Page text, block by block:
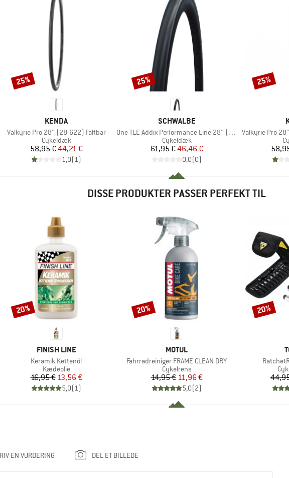
MÆRKE
KENDA
Artikel
Valkyrie Pro 28'' (28-622) Faltbar
Produktgruppe
Cykeldæk
Pris
58,95 €Nedsat pris
44,21 €
1,0(1)
Rabat
25%
MÆRKE
SCHWALBE
Artikel
One TLE Addix Performance Line 28'' (25-622)
Produktgruppe
Cykeldæk
Pris
61,95 €Nedsat pris
46,46 €
0,0(0)
Rabat
25%
Artikel
Valkyrie Pro
Rabat
25%
DISSE PRODUKTER PASSER PERFEKT TIL
MÆRKE
FINISH LINE
Artikel
Keramik Kettenöl
Produktgruppe
Kædeolie
Pris
16,95 €Nedsat pris
13,56 €
5,0(1)
Rabat
20%
MÆRKE
MOTUL
Artikel
Fahrradreiniger FRAME CLEAN DRY
Produktgruppe
Cykelrens
Pris
14,95 €Nedsat pris
11,96 €
5,0(2)
Rabat
20%
Artikel
Rabat
20%
EN VURDERING DEL ET BILLEDE